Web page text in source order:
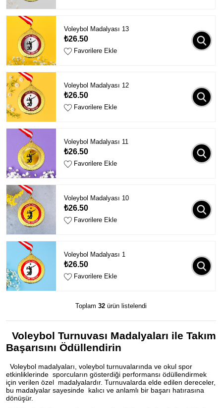
Voleybol Madalyası 13
₺26.50
Favorilere Ekle
Voleybol Madalyası 12
₺26.50
Favorilere Ekle
Voleybol Madalyası 11
₺26.50
Favorilere Ekle
Voleybol Madalyası 10
₺26.50
Favorilere Ekle
Voleybol Madalyası 1
₺26.50
Favorilere Ekle
Toplam 32 ürün listelendi
Voleybol Turnuvası Madalyaları ile Takım
Başarısını Ödüllendirin
Voleybol madalyaları, voleybol turnuvalarında ve okul spor
etkinliklerinde sporcuların gösterdiği performansı ödüllendirmek
için verilen özel madalyalardır. Turnuvalarda elde edilen dereceler,
bu madalyalar sayesinde kalıcı ve anlamlı bir başarı hatırasına
dönüşür.